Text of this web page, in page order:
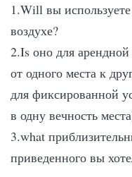
1.Will вы
воздухе?
2.Is оно для
от одного места к
для фиксированной
в одну вечность
3.what
приведенного вы